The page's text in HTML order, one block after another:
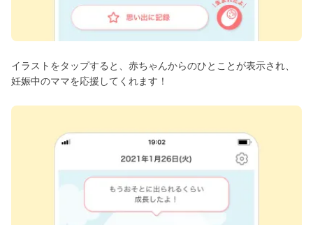
イラストをタップすると、赤ちゃんからのひとことが表示され、
妊娠中のママを応援してくれます！